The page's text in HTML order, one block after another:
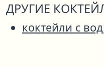
ДРУГИЕ
коктейли с